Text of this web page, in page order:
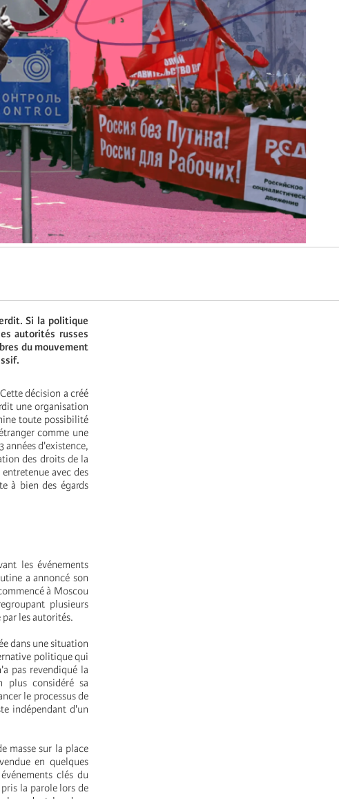
Si la politique
autorités russes
du mouvement
décision a créé
une organisation
toute possibilité
comme une
années d'existence,
des droits de la
avec des
à bien des égards
les événements
a annoncé son
à Moscou
plusieurs
les autorités.
dans une situation
politique qui
pas revendiqué la
plus considéré sa
le processus de
indépendant d'un
masse sur la place
en quelques
clés du
la parole lors de